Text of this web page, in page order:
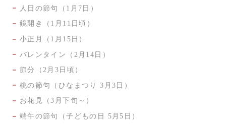
人日の節句（1月7日）
鏡開き（1月11日頃）
小正月（1月15日）
バレンタイン（2月14日）
節分（2月3日頃）
桃の節句（ひなまつり 3月3日）
お花見（3月下旬～）
端午の節句（子どもの日 5月5日）